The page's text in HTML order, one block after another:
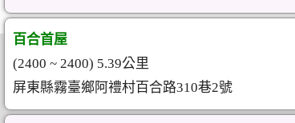
百合首屋
(2400 ~ 2400) 5.39公里
屏東縣霧臺鄉阿禮村百合路310巷2號